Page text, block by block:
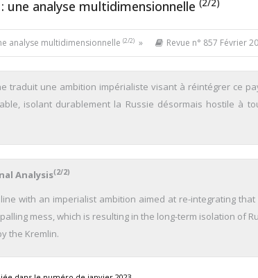
une analyse multidimensionnelle (2/2)
analyse multidimensionnelle (2/2) » Revue n° 857 Février
traduit une ambition impérialiste visant à réintégrer ce
isolant durablement la Russie désormais hostile à
Analysis(2/2)
with an imperialist ambition aimed at re-integrating
mess, which is resulting in the long-term isolation of
the Kremlin.